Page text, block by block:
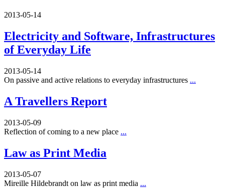
2013-05-14
Electricity and Software, Infrastructures
of Everyday Life
2013-05-14
On passive and active relations to everyday infrastructures ...
A Travellers Report
2013-05-09
Reflection of coming to a new place ...
Law as Print Media
2013-05-07
Mireille Hildebrandt on law as print media ...